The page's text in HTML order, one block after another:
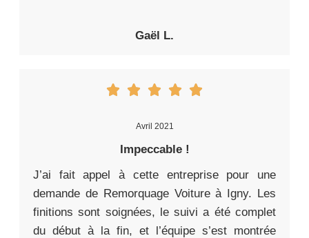
Gaël L.
Avril 2021
Impeccable !
J’ai fait appel à cette entreprise pour une
demande de Remorquage Voiture à Igny. Les
finitions sont soignées, le suivi a été complet
du début à la fin, et l’équipe s’est montrée